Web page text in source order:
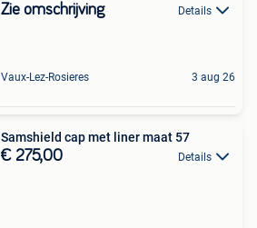
Zie omschrijving Details
Vaux-Lez-Rosieres 3 aug 26
Samshield cap met liner maat 57
€ 275,00 Details